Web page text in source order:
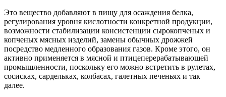
Это вещество добавляют в пищу для осаждения белка,
регулирования уровня кислотности конкретной продукции,
возможности стабилизации консистенции сырокопченых и
копченых мясных изделий, замены обычных дрожжей
посредство медленного образования газов. Кроме этого, он
активно применяется в мясной и птицеперерабатывающей
промышленности, поскольку его можно встретить в рулетах,
сосисках, сардельках, колбасах, галетных печеньях и так
далее.